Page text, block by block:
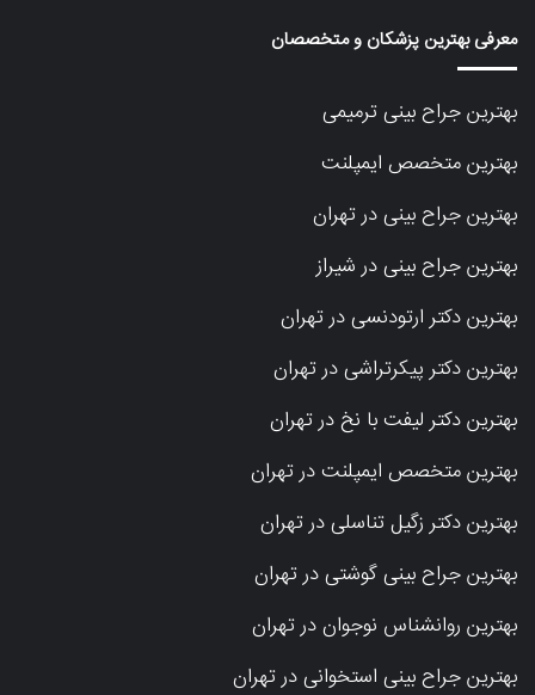
معرفی بهترین پزشکان و متخصصان
بهترین جراح بینی ترمیمی
بهترین متخصص ایمپلنت
بهترین جراح بینی در تهران
بهترین جراح بینی در شیراز
بهترین دکتر ارتودنسی در تهران
بهترین دکتر پیکرتراشی در تهران
بهترین دکتر لیفت با نخ در تهران
بهترین متخصص ایمپلنت در تهران
بهترین دکتر زگیل تناسلی در تهران
بهترین جراح بینی گوشتی در تهران
بهترین روانشناس نوجوان در تهران
بهترین جراح بینی استخوانی در تهران